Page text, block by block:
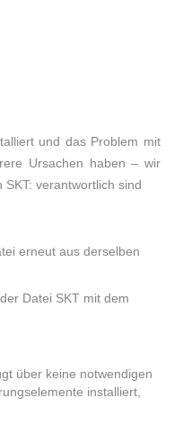
und das Problem mit
Ursachen haben – wir
verantwortlich sind
erneut aus derselben
Datei SKT mit dem
über keine notwendigen
installiert,